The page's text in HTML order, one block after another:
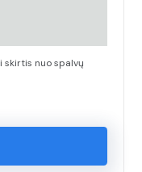
skirtis nuo spalvų